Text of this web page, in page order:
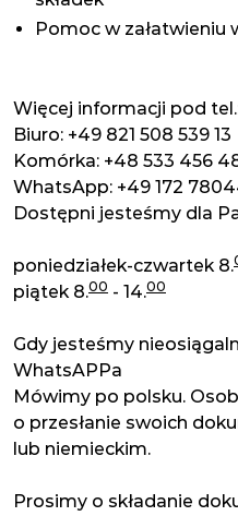
Pomoc w załatwieniu
Więcej informacji pod
Biuro: +49 821 508 539 13
Komórka: +48 533 456
WhatsApp: +49 172
Dostępni jesteśmy dla
poniedziałek-czwartek 8.
piątek 8.00 - 14.00
Gdy jesteśmy
WhatsAPPa
Mówimy po polsku.
o przesłanie swoich
lub niemieckim.
Prosimy o składanie